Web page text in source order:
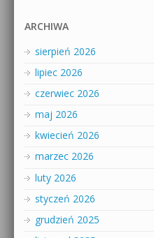
ARCHIWA
sierpień 2026
lipiec 2026
czerwiec 2026
maj 2026
kwiecień 2026
marzec 2026
luty 2026
styczeń 2026
grudzień 2025